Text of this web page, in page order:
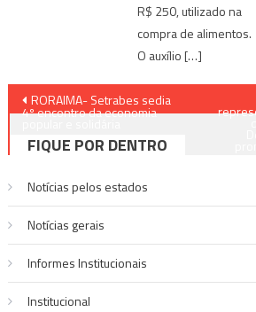
R$ 250, utilizado na
compra de alimentos.
O auxílio […]
Navegação
de
Post
RORAIMA- Setrabes sedia
4º encontro da economia
FIQUE POR DENTRO
Notícias pelos estados
Notí­cias gerais
Informes Institucionais
Institucional